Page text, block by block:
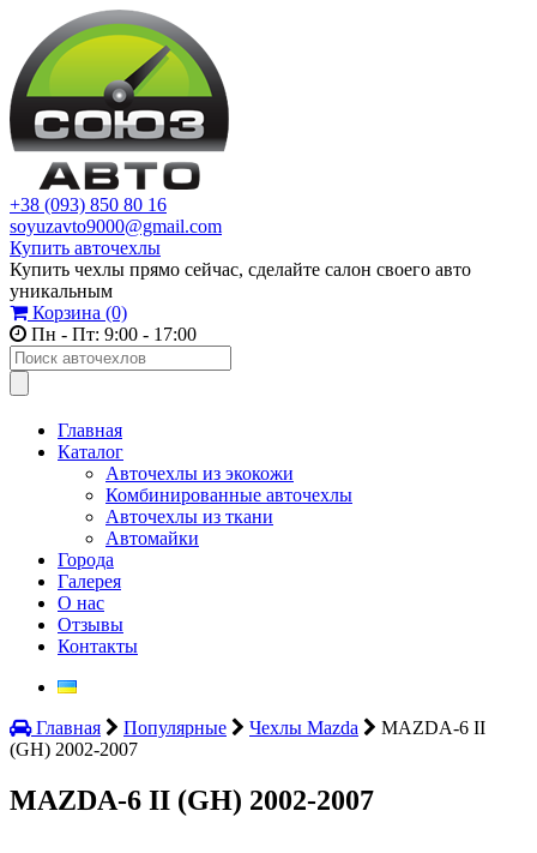
+38 (093) 850 80 16
soyuzavto9000@gmail.com
Купить авточехлы
Купить чехлы прямо сейчас, сделайте салон своего авто
уникальным
Корзина (0)
Пн - Пт: 9:00 - 17:00
Главная
Каталог
Авточехлы из экокожи
Комбинированные авточехлы
Авточехлы из ткани
Автомайки
Города
Галерея
О нас
Отзывы
Контакты
Главная Популярные Чехлы Mazda
MAZDA-6 II
(GH) 2002-2007
MAZDA-6 II (GH) 2002-2007